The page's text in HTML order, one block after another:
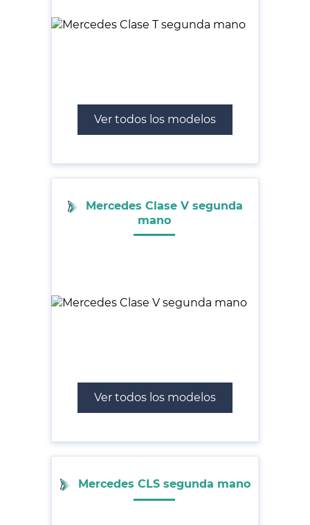
Ver todos los modelos
Mercedes Clase V segunda
mano
Ver todos los modelos
Mercedes CLS segunda mano